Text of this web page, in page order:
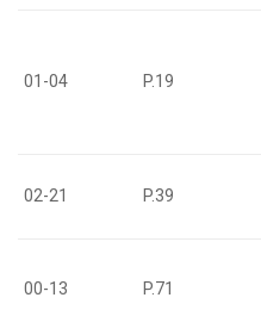
01-04 P.19
02-21 P.39
00-13 P.71